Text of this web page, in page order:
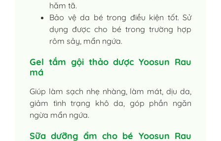
hăm tã.
Bảo vệ da bé trong điều kiện tốt. Sử
dụng được cho bé trong trường hợp
rôm sảy, mẩn ngứa.
Gel tắm gội thảo dược Yoosun Rau
má
Giúp làm sạch nhẹ nhàng, làm mát, dịu da,
giảm tình trạng khô da, góp phần ngăn
ngừa mẩn ngứa.
Sữa dưỡng ẩm cho bé Yoosun Rau